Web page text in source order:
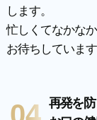
します。
忙しくてなかな
お待ちしています
再発を